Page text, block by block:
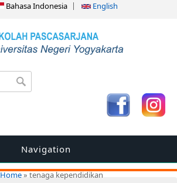
Bahasa Indonesia English
Navigation
Home» tenaga kependidikan